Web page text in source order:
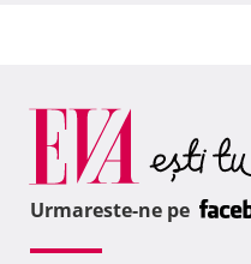
Urmareste-ne pe